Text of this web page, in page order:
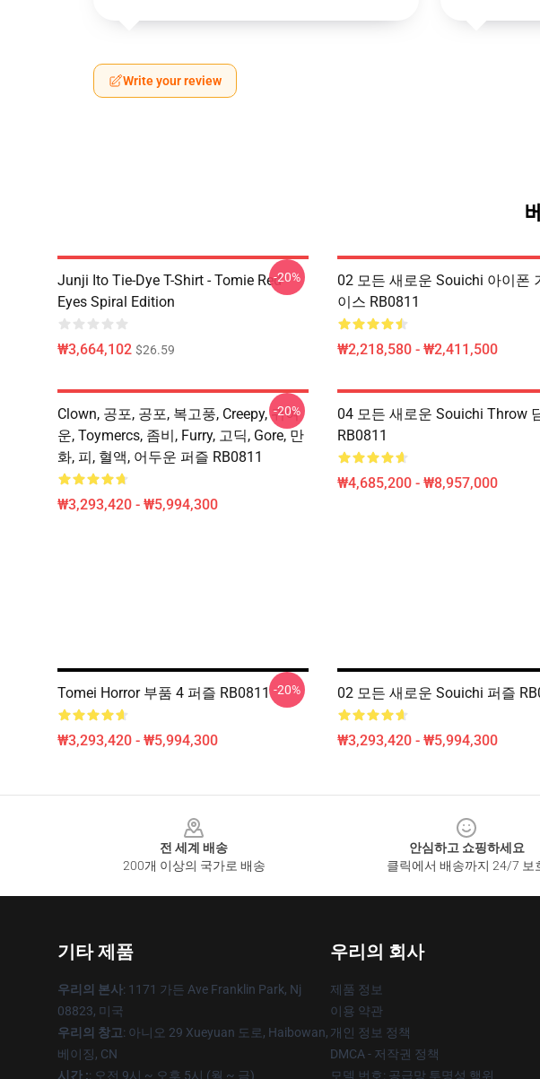
Write your review
Junji Ito Tie-Dye T-Shirt - Tomie Red
Eyes Spiral Edition
₩3,664,102 $26.59
-20%
02 모든 새로운 Souichi 아이폰
이스 RB0811
₩2,218,580 - ₩2,411,500
Clown, 공포, 공포, 복고풍, Creepy, 귀여
운, Toymercs, 좀비, Furry, 고딕, Gore, 만
화, 피, 혈액, 어두운 퍼즐 RB0811
₩3,293,420 - ₩5,994,300
-20%
04 모든 새로운 Souichi Throw
RB0811
₩4,685,200 - ₩8,957,000
Tomei Horror 부품 4 퍼즐 RB0811
₩3,293,420 - ₩5,994,300
-20% 02 모든 새로운 Souichi 퍼즐
₩3,293,420 - ₩5,994,300
전 세계 배송
200개 이상의 국가로 배송
안심하고 쇼핑하세요
클릭에서 배송까지 24/7 보
기타 제품
우리의 본사: 1171 가든 Ave Franklin Park, Nj
08823, 미국
우리의 창고: 아니오 29 Xueyuan 도로, Haibowan,
베이징, CN
시간 :: 오전 9시 ~ 오후 5시 (월 ~ 금)
우리의 회사
제품 정보
이용 약관
개인 정보 정책
DMCA - 저작권 정책
모델 번호: 공급망 투명성 행위